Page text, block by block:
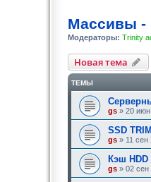
Массивы -
Модераторы: Trinity
Новая тема
ТЕМЫ
gs » 20
SSD
gs » 11 сен
Кэш HDD
gs » 02 сен